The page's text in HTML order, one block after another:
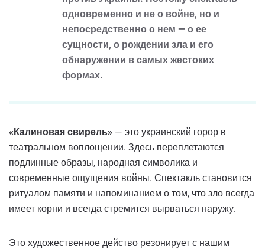
одновременно и не о войне, но и
непосредственно о нем — о ее
сущности, о рождении зла и его
обнаружении в самых жестоких
формах.
«Калиновая свирель» — это украинский горор ​​в
театральном воплощении. Здесь переплетаются
подлинные образы, народная символика и
современные ощущения войны. Спектакль становится
ритуалом памяти и напоминанием о том, что зло всегда
имеет корни и всегда стремится вырваться наружу.
Это художественное действо резонирует с нашим